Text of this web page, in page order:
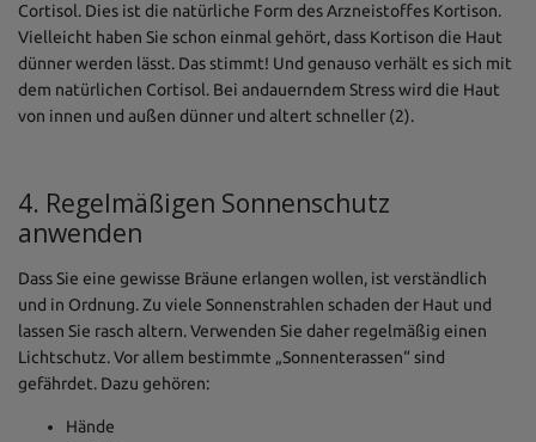
Cortisol. Dies ist die natürliche Form des Arzneistoffes Kortison.
Vielleicht haben Sie schon einmal gehört, dass Kortison die Haut
dünner werden lässt. Das stimmt! Und genauso verhält es sich mit
dem natürlichen Cortisol. Bei andauerndem Stress wird die Haut
von innen und außen dünner und altert schneller (2).
4. Regelmäßigen Sonnenschutz
anwenden
Dass Sie eine gewisse Bräune erlangen wollen, ist verständlich
und in Ordnung. Zu viele Sonnenstrahlen schaden der Haut und
lassen Sie rasch altern. Verwenden Sie daher regelmäßig einen
Lichtschutz. Vor allem bestimmte „Sonnenterassen“ sind
gefährdet. Dazu gehören:
Hände